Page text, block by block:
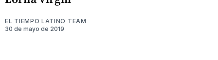
EL TIEMPO LATINO TEAM
30 de mayo de 2019